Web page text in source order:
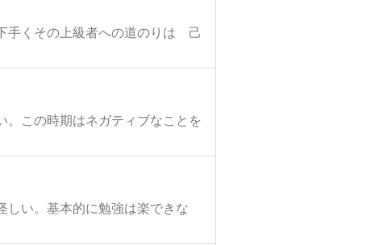
手くその上級者への道のりは 己
。この時期はネガティブなことを
しい。基本的に勉強は楽できな